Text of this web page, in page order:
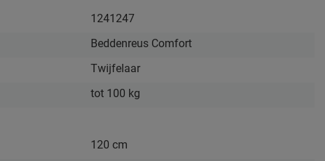
1241247
Beddenreus Comfort
Twijfelaar
tot 100 kg
120 cm